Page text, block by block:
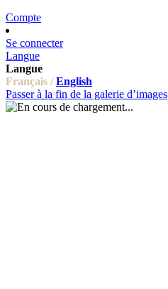
Compte
Se connecter
Langue
Langue
Français / English
Passer à la fin de la galerie d’images